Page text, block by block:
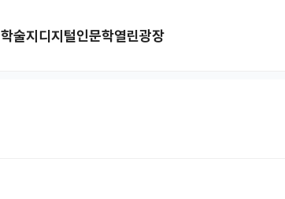
학술지디지털인문학열린광장